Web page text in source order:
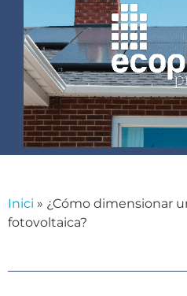
Inici » ¿Cómo dimensionar
fotovoltaica?